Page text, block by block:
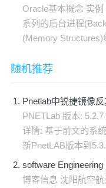
Oracle基本概念 实
系列的后台进程
(Memory Structures)
随机推荐
Pnetlab中锐捷镜像
PNETLab 版本:
详情: 基于前文的系
新PnetLAB版本到
software
博客信息 沈阳航空